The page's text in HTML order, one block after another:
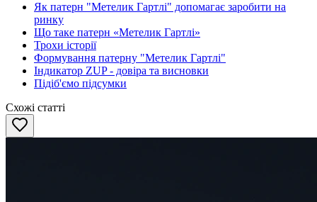
Як патерн "Метелик Гартлі" допомагає заробити на
ринку
Що таке патерн «Метелик Гартлі»
Трохи історії
Формування патерну "Метелик Гартлі"
Індикатор ZUP - довіра та висновки
Підіб'ємо підсумки
Схожі статті